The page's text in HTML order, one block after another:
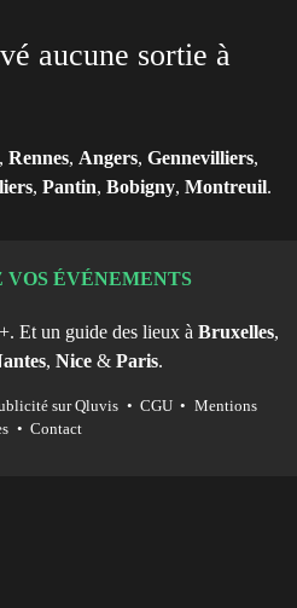
aucune sortie à
, Rennes, Angers, Gennevilliers,
, Pantin, Bobigny, Montreuil.
VOS ÉVÉNEMENTS
Et un guide des lieux à Bruxelles,
, Nice& Paris.
sur Qluvis • CGU • Mentions
• Contact